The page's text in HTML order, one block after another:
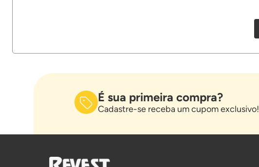
É sua primeira compra?
Cadastre-se receba um cupom exclusivo!